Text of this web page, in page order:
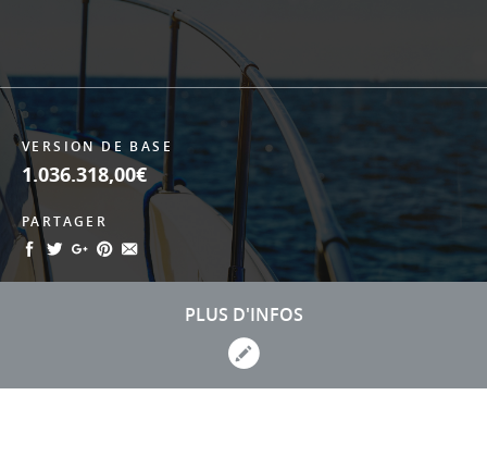
VERSION DE BASE
1.036.318,00€
PARTAGER
PLUS D'INFOS